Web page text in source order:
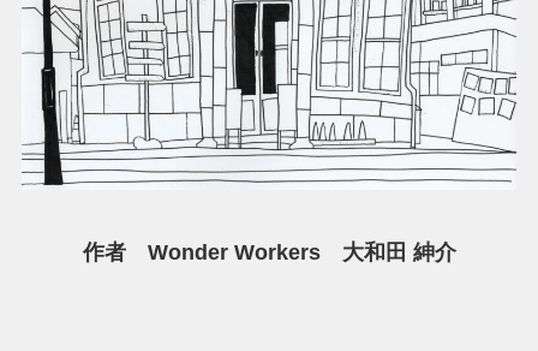
作者 Wonder Workers 大和田 紳介